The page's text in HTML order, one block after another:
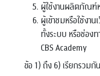
ผู้ใช้งานผลิตภัณฑ์ห
ผู้เข้าชมหรือใช้งา
ทั้งระบบ หรือช่อง
CBS Academy
ข้อ 1) ถึง 6) เรียกรวมกั